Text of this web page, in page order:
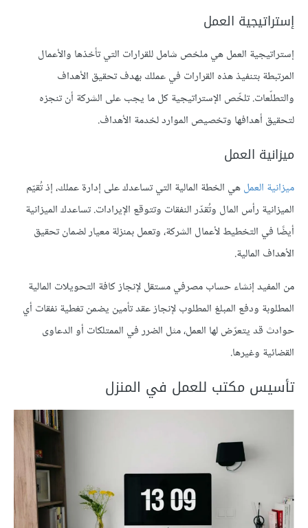
إستراتيجية العمل
إستراتيجية العمل هي ملخص شامل للقرارات التي تأخذها والأعمال
المرتبطة بتنفيذ هذه القرارات في عملك بهدف تحقيق الأهداف
والتطلّعات. تلخّص الإستراتيجية كل ما يجب على الشركة أن تنجزه
لتحقيق أهدافها وتخصيص الموارد لخدمة الأهداف.
ميزانية العمل
ميزانية العملهي الخطة المالية التي تساعدك على إدارة عملك، إذ تُقيّم
الميزانية رأس المال وتُقدّر النفقات وتتوقع الإيرادات. تساعدك الميزانية
أيضًا في التخطيط لأعمال الشركة، وتعمل بمنزلة معيار لضمان تحقيق
الأهداف المالية.
من المفيد إنشاء حساب مصرفي مستقل لإنجاز كافة التحويلات المالية
المطلوبة ودفع المبلغ المطلوب لإنجاز عقد تأمين يضمن تغطية نفقات أي
حوادث قد يتعرّض لها العمل، مثل الضرر في الممتلكات أو الدعاوى
القضائية وغيرها.
تأسيس مكتب للعمل في المنزل